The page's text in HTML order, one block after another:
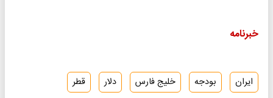
خبرنامه
ایران بودجه خلیج فارس دلار قطر